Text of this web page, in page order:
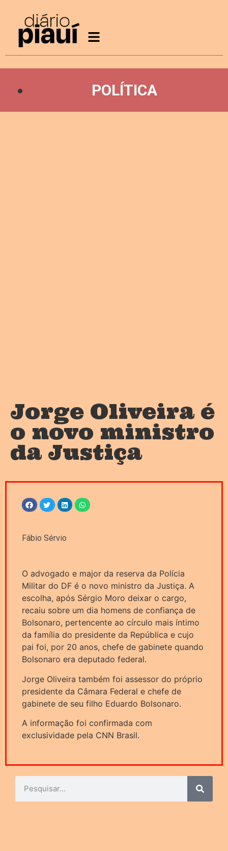
POLÍTICA
Jorge Oliveira é
o novo ministro
da Justiça
Fábio Sérvio
O advogado e major da reserva da Polícia
Militar do DF é o novo ministro da Justiça. A
escolha, após Sérgio Moro deixar o cargo,
recaiu sobre um dia homens de confiança de
Bolsonaro, pertencente ao círculo mais íntimo
da família do presidente da República e cujo
pai foi, por 20 anos, chefe de gabinete quando
Bolsonaro era deputado federal.
Jorge Oliveira também foi assessor do próprio
presidente da Câmara Federal e chefe de
gabinete de seu filho Eduardo Bolsonaro.
A informação foi confirmada com
exclusividade pela CNN Brasil.